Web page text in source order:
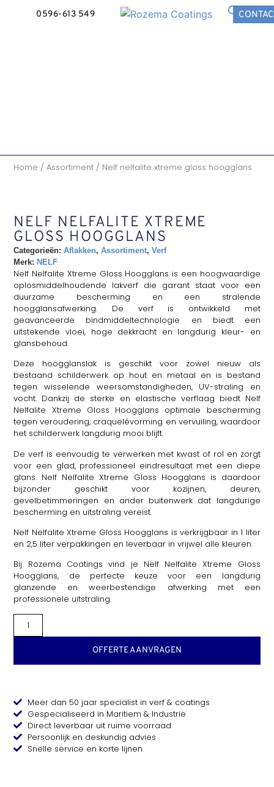
0596-613 549
Home /Assortiment / Nelf nelfalite xtreme gloss hoogglans
NELF NELFALITE XTREME
GLOSS HOOGGLANS
Categorieën: Aflakken,Assortiment,Verf
Merk: NELF
Nelf Nelfalite Xtreme Gloss Hoogglans is een hoogwaardige
oplosmiddelhoudende lakverf die garant staat voor een
duurzame bescherming en een stralende
hoogglansafwerking. De verf is ontwikkeld met
geavanceerde bindmiddeltechnologie en biedt een
uitstekende vloei, hoge dekkracht en langdurig kleur- en
glansbehoud.
Deze hoogglanslak is geschikt voor zowel nieuw als
bestaand schilderwerk op hout en metaal en is bestand
tegen wisselende weersomstandigheden, UV-straling en
vocht. Dankzij de sterke en elastische verflaag biedt Nelf
Nelfalite Xtreme Gloss Hoogglans optimale bescherming
tegen veroudering, craquelévorming en vervuiling, waardoor
het schilderwerk langdurig mooi blijft.
De verf is eenvoudig te verwerken met kwast of rol en zorgt
voor een glad, professioneel eindresultaat met een diepe
glans. Nelf Nelfalite Xtreme Gloss Hoogglans is daardoor
bijzonder geschikt voor kozijnen, deuren,
gevelbetimmeringen en ander buitenwerk dat langdurige
bescherming en uitstraling vereist.
Nelf Nelfalite Xtreme Gloss Hoogglans is verkrijgbaar in 1 liter
en 2,5 liter verpakkingen en leverbaar in vrijwel alle kleuren.
Bij Rozema Coatings vind je Nelf Nelfalite Xtreme Gloss
Hoogglans, de perfecte keuze voor een langdurig
glanzende en weerbestendige afwerking met een
professionele uitstraling.
OFFERTE AANVRAGEN
Meer dan 50 jaar specialist in verf & coatings
Gespecialiseerd in Maritiem & Industrie
Direct leverbaar uit ruime voorraad
Persoonlijk en deskundig advies
Snelle service en korte lijnen